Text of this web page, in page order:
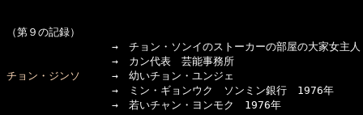
（第９の記録）
→　チョン・ソンイのストーカーの部屋の大家女主人
チョン・ジンソ
→　幼いチョン・ユンジェ
→　ミン・ギョンウク　ソンミン銀行　1976年
→　若いチャン・ヨンモク　1976年